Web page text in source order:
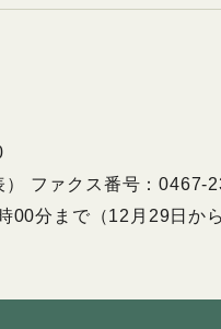
ファクス番号：0467-
00分まで（12月29日か